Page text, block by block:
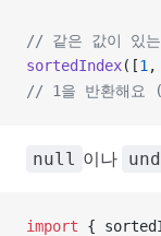
// 같은 값이 있는
sortedIndex([1 ,
// 1을 반환해요
null 이나
import {